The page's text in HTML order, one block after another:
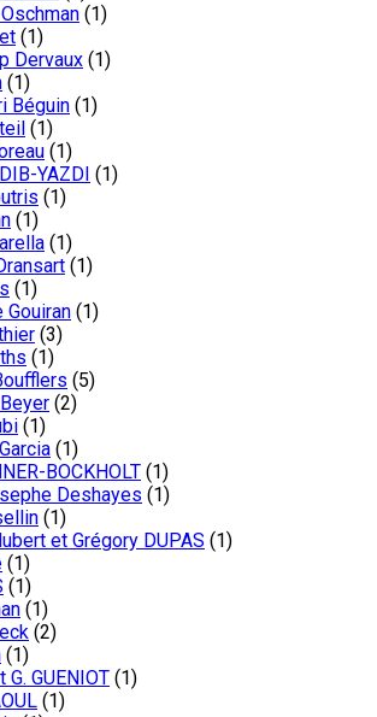
(1)
(1)
Dervaux (1)
(1)
Béguin (1)
(1)
(1)
YAZDI (1)
(1)
(1)
(1)
(1)
(1)
Gouiran (1)
(3)
(1)
(5)
(2)
(1)
(1)
BOCKHOLT (1)
Deshayes (1)
(1)
et Grégory DUPAS (1)
(1)
(1)
(1)
(2)
(1)
G. GUENIOT (1)
(1)